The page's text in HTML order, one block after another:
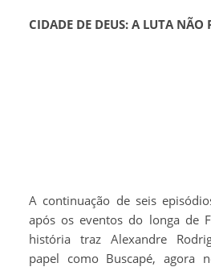
CIDADE DE DEUS: A LUTA NÃO
A continuação de seis
após os eventos do longa de
história traz Alexandre
papel como Buscapé, agora